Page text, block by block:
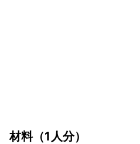
材料（1人分）